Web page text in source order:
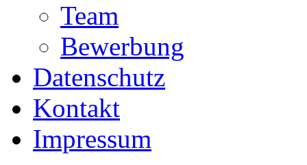
Team
Bewerbung
Datenschutz
Kontakt
Impressum